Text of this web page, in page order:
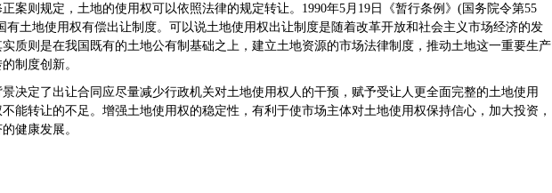
正案则规定，土地的使用权可以依照法律的规定转让。1990年5月19日《暂行条例》(国务院令第55
有土地使用权有偿出让制度。可以说土地使用权出让制度是随着改革开放和社会主义市场经济的发
质则是在我国既有的土地公有制基础之上，建立土地资源的市场法律制度，推动土地这一重要生产
制度创新。
决定了出让合同应尽量减少行政机关对土地使用权人的干预，赋予受让人更全面完整的土地使用
能转让的不足。增强土地使用权的稳定性，有利于使市场主体对土地使用权保持信心，加大投资，
健康发展。